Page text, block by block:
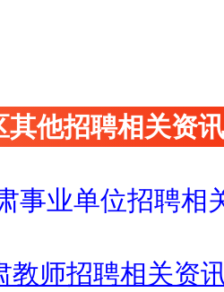
其他招聘相关资
事业单位招聘相
教师招聘相关资